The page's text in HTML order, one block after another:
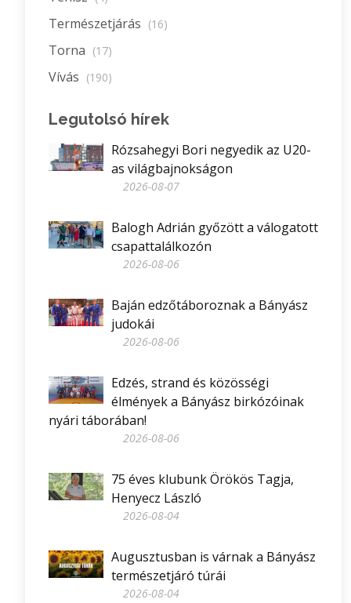
Természetjárás (16)
Torna (17)
Vívás (190)
Legutolsó hírek
Rózsahegyi Bori negyedik az U20-
as világbajnokságon
2026-08-07
Balogh Adrián győzött a válogatott
csapattalálkozón
2026-08-06
Baján edzőtáboroznak a Bányász
judokái
2026-08-06
Edzés, strand és közösségi
élmények a Bányász birkózóinak
nyári táborában!
2026-08-06
75 éves klubunk Örökös Tagja,
Henyecz László
2026-08-04
Augusztusban is várnak a Bányász
természetjáró túrái
2026-08-04